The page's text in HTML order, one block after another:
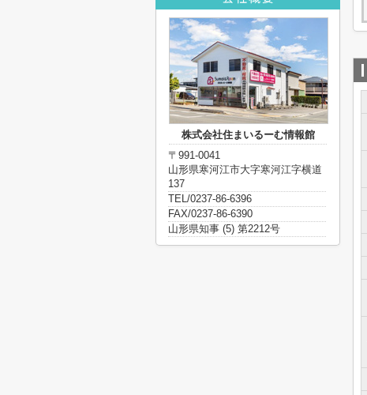
株式会社住まいるーむ情報館
〒991-0041
山形県寒河江市大字寒河江字横道
137
TEL/0237-86-6396
FAX/0237-86-6390
山形県知事 (5) 第2212号